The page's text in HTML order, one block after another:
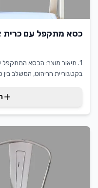
כסא מתקפל עם כרית
1. תיאור מוצר:
בקטגוריית הריהוט, המשלב בין
שמירה על עיצוב אלגנטי
ומותאם לכל סביבה. השכרת
מאפשרת ללקוחות ליהנות